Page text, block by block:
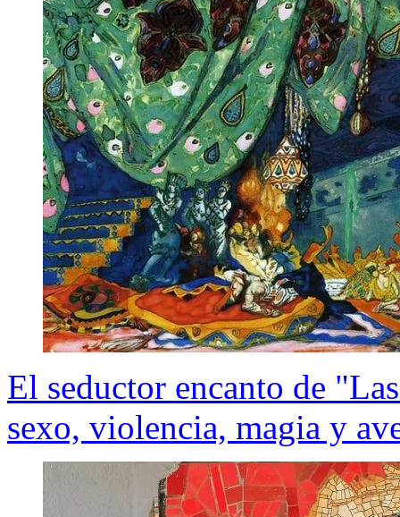
El seductor encanto de
sexo, violencia, magia y